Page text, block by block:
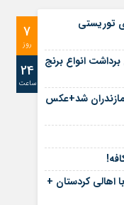
7
روز
24
ساعت
توریستی
انواع برنج
مازندران شد+عکس
با اهالی کردستان +